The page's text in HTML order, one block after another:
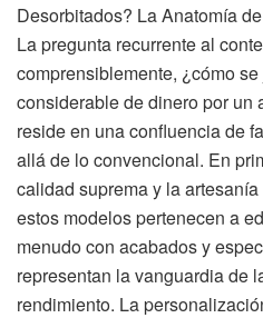
Desorbitados? La Anatomía
La pregunta recurrente al
comprensiblemente, ¿cómo
considerable de dinero por un
reside en una confluencia de
allá de lo convencional. En
calidad suprema y la
estos modelos pertenecen a
menudo con acabados y
representan la vanguardia de
rendimiento. La